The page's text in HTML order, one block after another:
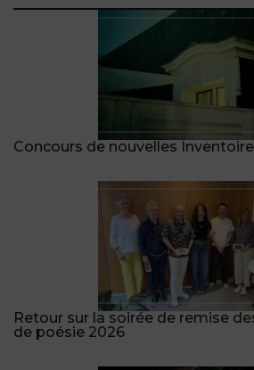
Concours de nouvelles
Retour sur la soirée de remise
de poésie 2026